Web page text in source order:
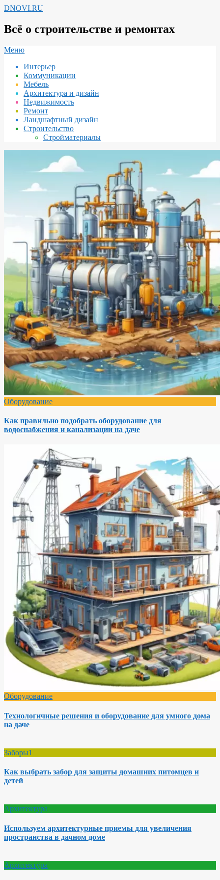
Перейти
содержимому
DNOVI.RU
Всё о строительстве и ремонтах
Вторичное
навигации
Меню
Интерьер
Коммуникации
Мебель
Архитектура и дизайн
Недвижимость
Ремонт
Ландшафтный дизайн
Строительство
Стройматериалы
Оборудование
Как правильно подобрать оборудование для
водоснабжения и канализации на даче
Оборудование
Технологичные решения и оборудование для умного дома
на даче
Заборы1
Как выбрать забор для защиты домашних питомцев и
детей
Архитектура
Используем архитектурные приемы для увеличения
пространства в дачном доме
Архитектура